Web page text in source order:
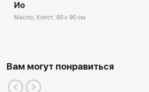
Ио
Масло, Холст, 90 x 90 см
Вам могут понравиться